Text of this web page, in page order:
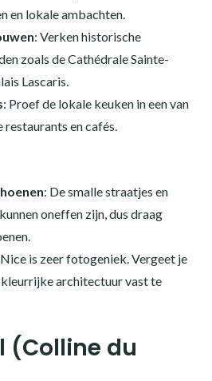
en lokale ambachten.
: Verken historische
zoals de Cathédrale Sainte-
Lascaris.
: Proef de lokale keuken in een van
en cafés.
: De smalle straatjes en
oneffen zijn, dus draag
is zeer fotogeniek. Vergeet je
architectuur vast te
(Colline du